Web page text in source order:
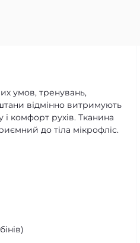
умов, тренувань,
відмінно витримують
комфорт рухів. Тканина
до тіла мікрофліс.